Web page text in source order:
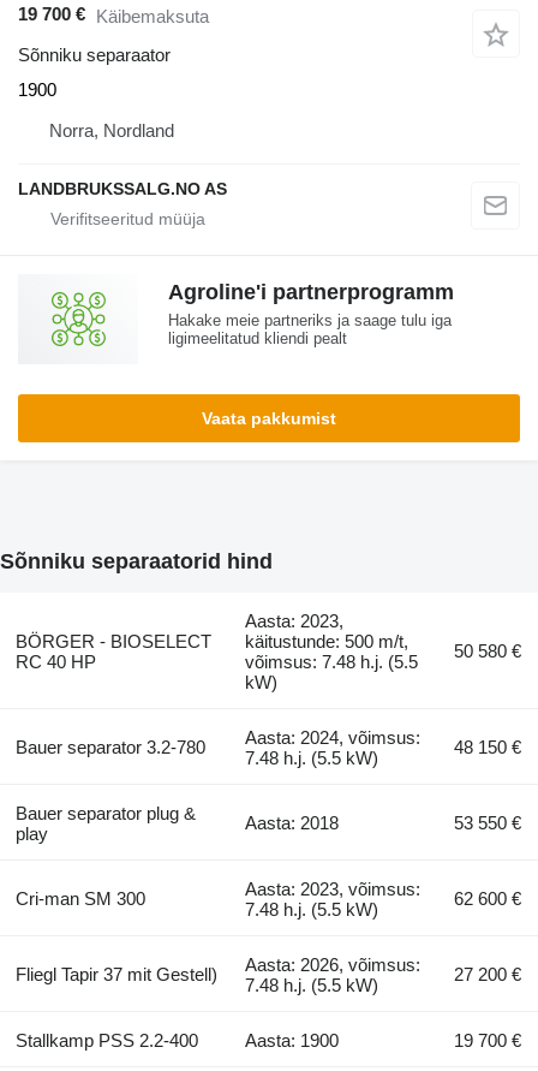
19 700 € Käibemaksuta
Sõnniku separaator
1900
Norra, Nordland
LANDBRUKSSALG.NO AS
Agroline'i partnerprogramm
Hakake meie partneriks ja saage tulu iga
ligimeelitatud kliendi pealt
Vaata pakkumist
Sõnniku separaatorid hind
BÖRGER - BIOSELECT
RC 40 HP
Aasta: 2023,
käitustunde: 500 m/t,
võimsus: 7.48 h.j. (5.5
kW)
50 580 €
Bauer separator 3.2-780
Aasta: 2024, võimsus:
7.48 h.j. (5.5 kW)
48 150 €
Bauer separator plug &
play
Aasta: 2018 53 550 €
Cri-man SM 300
Aasta: 2023, võimsus:
7.48 h.j. (5.5 kW)
62 600 €
Fliegl Tapir 37 mit Gestell)
Aasta: 2026, võimsus:
7.48 h.j. (5.5 kW)
27 200 €
Stallkamp PSS 2.2-400 Aasta: 1900 19 700 €